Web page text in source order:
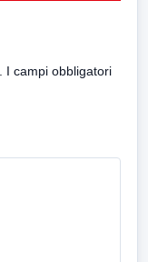
I campi obbligatori